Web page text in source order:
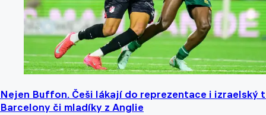
Nejen Buffon. Češi lákají do reprezentace i izraelský
Barcelony či mladíky z Anglie